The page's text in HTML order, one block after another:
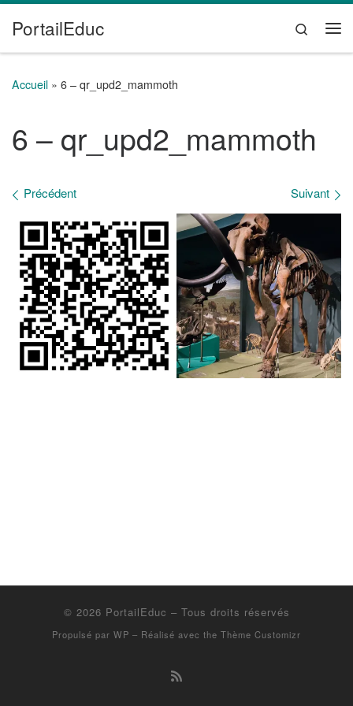
Passer au contenu
PortailEduc
Search
Accueil » 6 – qr_upd2_mammoth
6 – qr_upd2_mammoth
Navigation des images
Précédent Suivant
© 2026 PortailEduc – Tous droits réservés
Propulsé par WP – Réalisé avec the Thème Customizr